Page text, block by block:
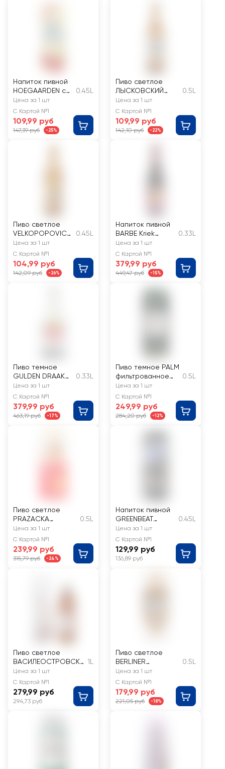
Напиток пивной
HOEGAARDEN со
вкусом вишни
нефильтрованны
й
пастеризованный
4,5%
0.45L
Цена за 1 шт
С Картой №1
109,99 руб
147,39 руб -25%
Пиво светлое
ЛЫСКОВСКИЙ
СБОРНИК
Мюнхенское
нефильтрованное
непастеризованн
0.5L
Цена за 1 шт
С Картой №1
109,99 руб
142,10 руб -22%
Пиво светлое
VELKOPOPOVICK
Y KOZEL
пастеризованное
, 4%
0.45L
Цена за 1 шт
С Картой №1
104,99 руб
142,09 руб -26%
Напиток пивной
BARBE Kriek
пастеризованный
7,0%
0.33L
Цена за 1 шт
С Картой №1
379,99 руб
449,47 руб -15%
Пиво темное
GULDEN DRAAK
Classic
фильтрованное
непастеризованн
ое, 10,5%
0.33L
Цена за 1 шт
С Картой №1
379,99 руб
463,19 руб -17%
Пиво темное PALM
фильтрованное
пастеризованное,
5,2%, ж/б
0.5L
Цена за 1 шт
С Картой №1
249,99 руб
284,20 руб -12%
Пиво светлое
PRAZACKA
Пражечка
классическое
фильтрованное
пастеризованное
0.5L
Цена за 1 шт
С Картой №1
239,99 руб
315,79 руб -24%
Напиток пивной
GREENBEAT
BLACK
пастеризованный
4,7%
0.45L
Цена за 1 шт
С Картой №1
129,99 руб
136,89 руб
Пиво светлое
ВАСИЛЕОСТРОВСКО
Е Светлое
фильтрованное
пастеризованное
4,5%
1L
Цена за 1 шт
С Картой №1
279,99 руб
294,73 руб
Пиво светлое
BERLINER
Geschichte Wheat
Beer Blond
нефильтрованное
пастеризованное
неосветленное
0.5L
Цена за 1 шт
С Картой №1
179,99 руб
221,05 руб -18%